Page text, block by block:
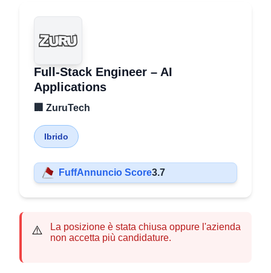
Full-Stack Engineer – AI
Applications
🏢 ZuruTech
Ibrido
FuffAnnuncio Score3.7
⚠️
La posizione è stata chiusa oppure l'azienda
non accetta più candidature.